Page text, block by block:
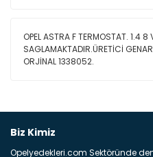
OPEL ASTRA F TERMOSTAT. 1.4 8
SAGLAMAKTADIR.ÜRETİCİ
ORJİNAL 1338052.
Biz Kimiz
Opelyedekleri.com Sektöründe